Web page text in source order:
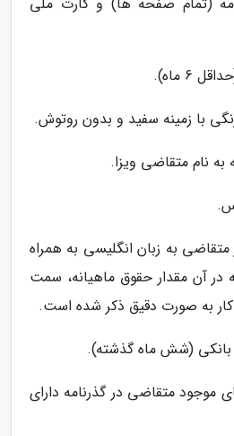
متقاضی به زبان انگلیسی به همراه
آن مقدار حقوق ماهیانه، سمت
به صورت دقیق ذکر شده است.
موجود متقاضی در گذرنامه دارای